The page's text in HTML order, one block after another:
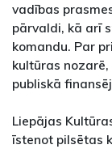
vadības
pārvaldi, kā arī
komandu. Par
kultūras
publiskā
Liepājas
īstenot pilsētas